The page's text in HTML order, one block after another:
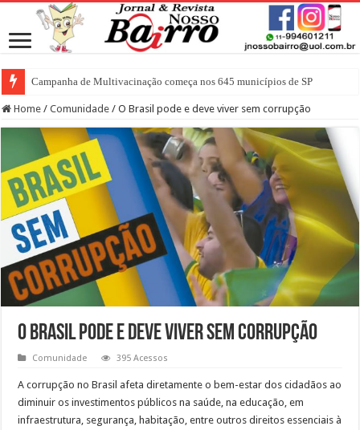
Campanha de Multivacinação começa nos 645 municípios de SP
Home / Comunidade / O Brasil pode e deve viver sem corrupção
O Brasil pode e deve viver sem corrupção
Comunidade 395 Acessos
A corrupção no Brasil afeta diretamente o bem-estar dos cidadãos ao
diminuir os investimentos públicos na saúde, na educação, em
infraestrutura, segurança, habitação, entre outros direitos essenciais à